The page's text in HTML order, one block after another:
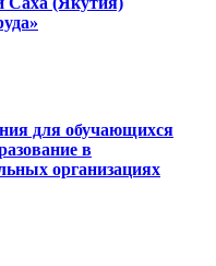
для обучающихся
в
организациях